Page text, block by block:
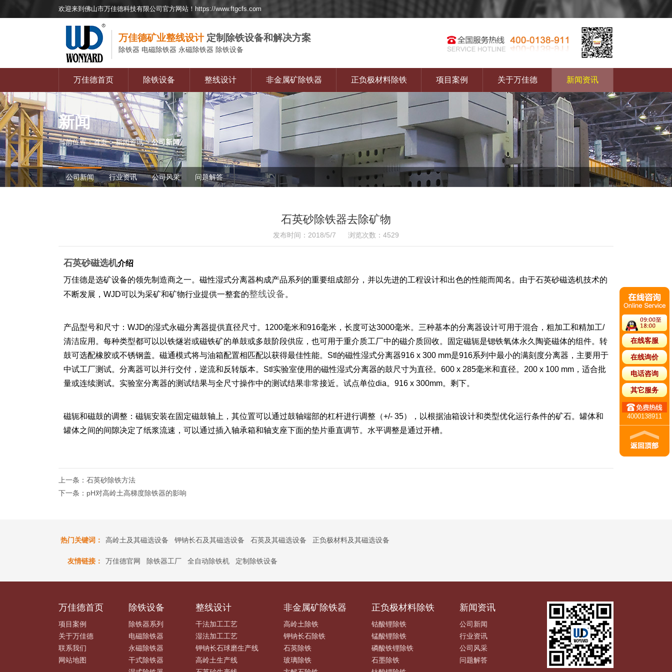
欢迎来到佛山市万佳德科技有限公司官方网站！https://www.ftgcfs.com
万佳德矿业整线设计定制除铁设备和解决方案
除铁器 电磁除铁器 永磁除铁器 除铁设备
万佳德首页 除铁设备 整线设计 非金属矿除铁器 正负极材料除铁 项目案例 关于万佳德 新闻资讯
新闻
当前位置：首页>新闻资讯>公司新闻
公司新闻 行业资讯 公司风采 问题解答
石英砂除铁器去除矿物
发布时间：2018/5/7 浏览次数：4529
石英砂磁选机介绍
万佳德是选矿设备的领先制造商之一。磁性湿式分离器构成产品系列的重要组成部分，并以先进的工程设计和出色的性能而闻名。由于石英砂磁选机技术的
不断发展，WJD可以为采矿和矿物行业提供一整套的整线设备。
产品型号和尺寸：WJD的湿式永磁分离器提供直径尺寸。1200毫米和916毫米，长度可达3000毫米。三种基本的分离器设计可用于混合，粗加工和精加工/
清洁应用。每种类型都可以以铁燧岩或磁铁矿的单鼓或多鼓阶段供应，也可用于重介质工厂中的磁介质回收。固定磁轭是锶铁氧体永久陶瓷磁体的组件。转
鼓可选配橡胶或不锈钢盖。磁通模式将与油箱配置相匹配以获得最佳性能。Stl的磁性湿式分离器916 x 300 mm是916系列中最小的满刻度分离器，主要用于
中试工厂测试。分离器可以并行交付，逆流和反转版本。Stl实验室使用的磁性湿式分离器的鼓尺寸为直径。600 x 285毫米和直径。200 x 100 mm，适合批
量或连续测试。实验室分离器的测试结果与全尺寸操作中的测试结果非常接近。试点单位dia。916 x 300mm。剩下。
磁轭和磁鼓的调整：磁轭安装在固定磁鼓轴上，其位置可以通过鼓轴端部的杠杆进行调整（+/- 35），以根据油箱设计和类型优化运行条件的矿石。罐体和
罐体之间的间隙决定了纸浆流速，可以通过插入轴承箱和轴支座下面的垫片垂直调节。水平调整是通过开槽。
上一条：石英砂除铁方法
下一条：pH对高岭土高梯度除铁器的影响
热门关键词： 高岭土及其磁选设备 钾钠长石及其磁选设备 石英及其磁选设备 正负极材料及其磁选设备
友情链接： 万佳德官网 除铁器工厂 全自动除铁机 定制除铁设备
万佳德首页
项目案例
关于万佳德
联系我们
网站地图
除铁设备
除铁器系列
电磁除铁器
永磁除铁器
干式除铁器
整线设计
干法加工工艺
湿法加工工艺
钾钠长石球磨生产线
高岭土生产线
非金属矿除铁器
高岭土除铁
钾钠长石除铁
石英除铁
玻璃除铁
正负极材料除铁
钴酸锂除铁
锰酸锂除铁
磷酸铁锂除铁
石墨除铁
新闻资讯
公司新闻
行业资讯
公司风采
问题解答
在线客服
在线询价
电话咨询
其它服务
4000138911